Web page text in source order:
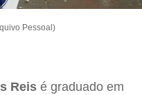
Pessoal)
Reis é graduado em